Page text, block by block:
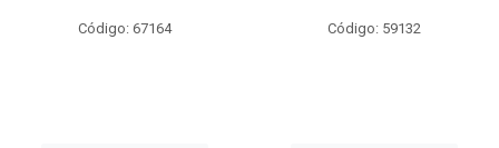
Código: 67164 Código: 59132